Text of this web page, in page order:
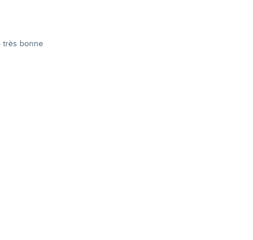
très bonne